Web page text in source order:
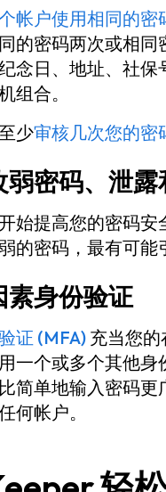
帐户使用相同的密
的密码两次或相
念日、地址、社
组合。
少审核几次您的密
弱密码、泄
始提高您的密码安
的密码，最有可能
素身份验证
证 (MFA)充当您的
一个或多个其他
简单地输入密码
何帐户。